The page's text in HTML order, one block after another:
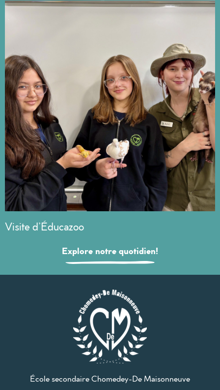
Visite d’Éducazoo
Explore notre quotidien!
École secondaire Chomedey-De Maisonneuve